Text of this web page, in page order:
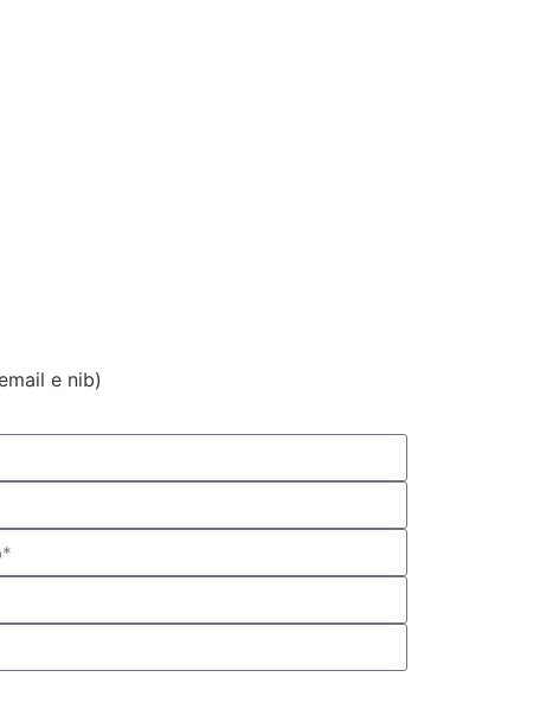
e nib)